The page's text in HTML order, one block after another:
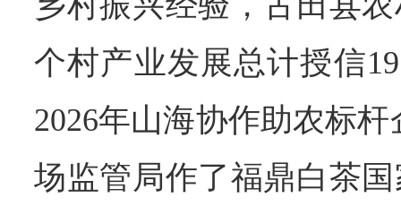
个村产业发展总计授信
2026年山海协作助农标
场监管局作了福鼎白茶